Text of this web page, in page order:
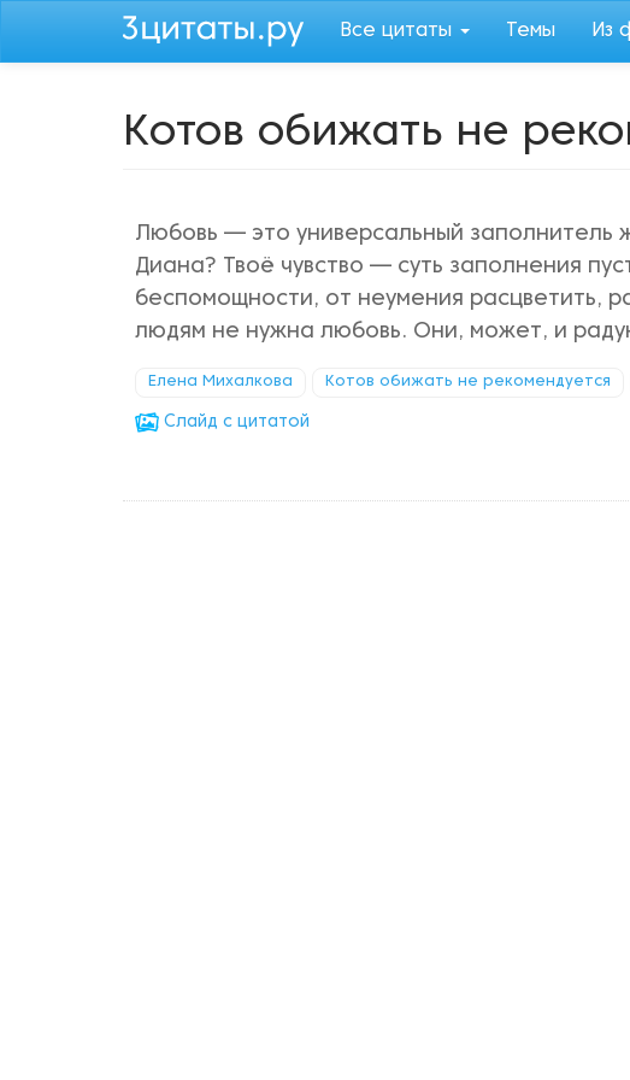
Все цитаты Темы Из
Котов обижать не
Любовь — это универсальный заполнитель
Диана? Твоё чувство — суть заполнения
беспомощности, от неумения расцветить,
людям не нужна любовь. Они, может, и
Елена Михалкова Котов обижать не рекомендуется
Cлайд с цитатой